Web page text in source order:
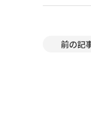
前の記